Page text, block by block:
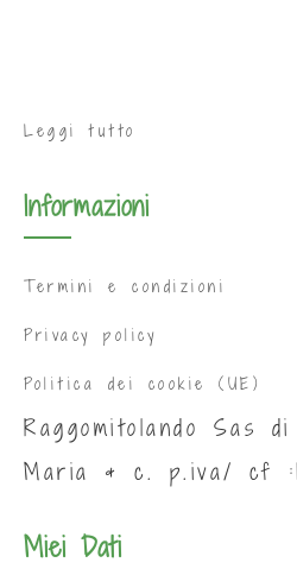
Leggi tutto
Informazioni
Termini e condizioni
Privacy policy
Politica dei cookie (UE)
Raggomitolando Sas
Maria & c. p.iva/ cf
Miei Dati